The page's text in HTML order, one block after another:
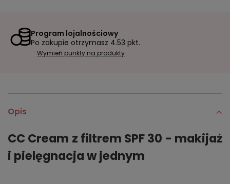
Program lojalnościowy
Po zakupie otrzymasz 4.53 pkt.
Wymień punkty na produkty
Opis
CC Cream z filtrem SPF 30 - makijaż
i pielęgnacja w jednym